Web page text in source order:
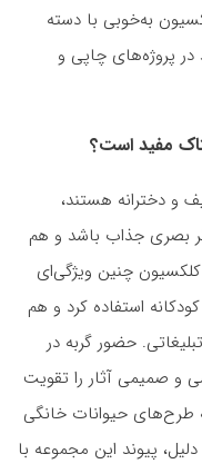
به‌خوبی با دسته
در پروژه‌های چاپی و
مفید است؟
و دخترانه هستند،
بصری جذاب باشد و هم
چنین ویژگی‌ای
استفاده کرد و هم
حضور گربه در
و صمیمی آثار را تقویت
طرح‌های حیوانات خانگی
پیوند این مجموعه با